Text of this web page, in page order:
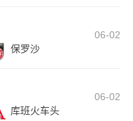
06-02
保罗沙
06-02
库班火车头